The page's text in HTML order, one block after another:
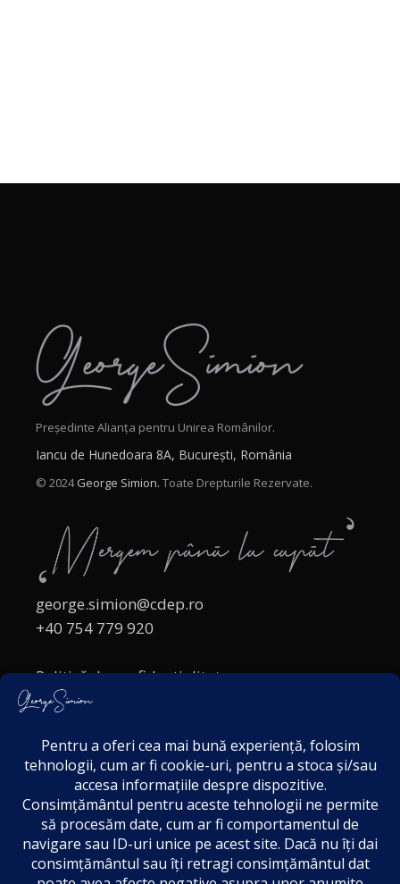
Președinte Alianța pentru Unirea Românilor.
Iancu de Hunedoara 8A, București, România
© 2024George Simion. Toate Drepturile Rezervate.
george.simion@cdep.ro
+40 754 779 920
Politică de confidențialitate
Politica cookies
Acordul de markting
Disclaimer